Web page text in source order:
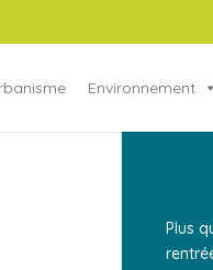
Environnement
Plus